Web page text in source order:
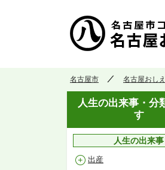
名古屋市 名古屋おし
人生の出来事・分
す
人生の出来事
出産